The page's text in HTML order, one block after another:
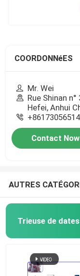
COORDONNéES
Mr. Wei
Rue Shinan
Hefei, Anhui
Contact Now
AUTRES
Trieuse de dates